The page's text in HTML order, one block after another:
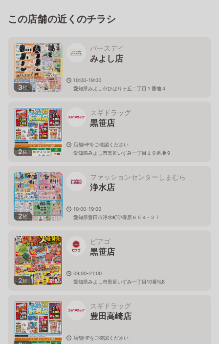
この店舗の近くのチラシ
3枚
バースデイ
みよし店
10:00-19:00
愛知県みよし市ひばりヶ丘二丁目１番地４
2枚
スギドラッグ
黒笹店
店舗HPをご確認ください
愛知県みよし市黒笹いずみ一丁目１０番地９
2枚
ファッションセンターしまむら
浄水店
10:00-19:00
愛知県豊田市浄水町伊保原６５４−２７
2枚
ピアゴ
黒笹店
09:00-21:00
愛知県みよし市黒笹いずみ一丁目10番地8
スギドラッグ
豊田高崎店
店舗HPをご確認ください